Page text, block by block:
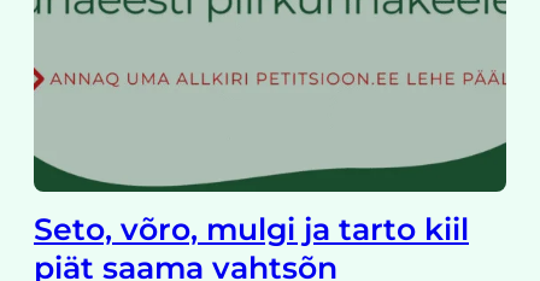
Seto, võro, mulgi ja tarto kiil
piät saama vahtsõn